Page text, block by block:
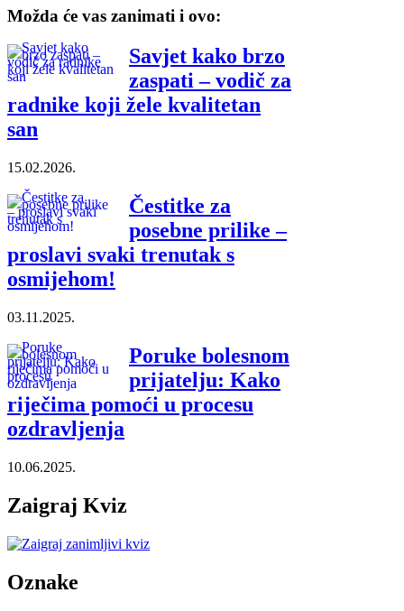
Možda će vas zanimati i ovo:
Savjet kako brzo
zaspati – vodič za
radnike koji žele kvalitetan
san
15.02.2026.
Čestitke za
posebne prilike –
proslavi svaki trenutak s
osmijehom!
03.11.2025.
Poruke bolesnom
prijatelju: Kako
riječima pomoći u procesu
ozdravljenja
10.06.2025.
Zaigraj Kviz
Oznake